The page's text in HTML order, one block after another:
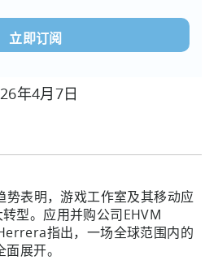
年4月7日
表明，游戏工作室及其移动应
型。应用并购公司EHVM
指出，一场全球范围内的
面展开。